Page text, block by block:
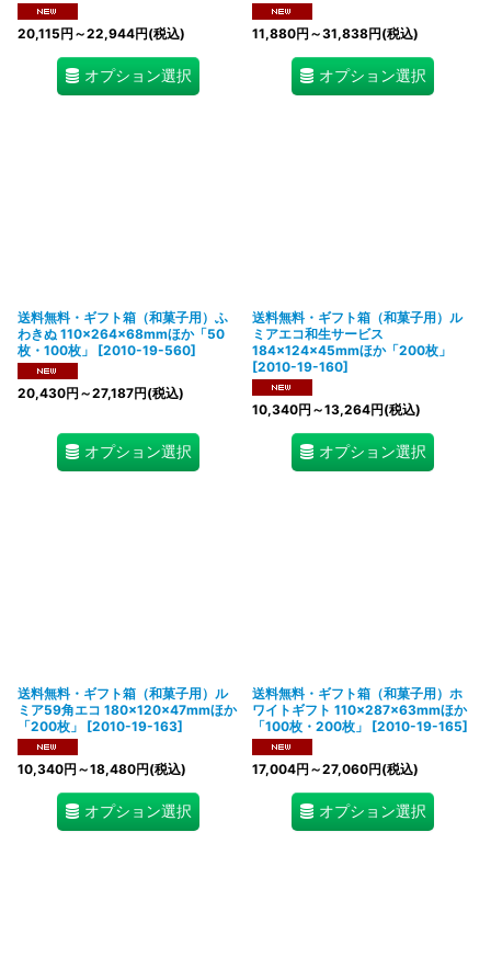
20,115円 ～22,944円(税込)
オプション選択
11,880円 ～31,838円(税込)
オプション選択
送料無料・ギフト箱（和菓子用）ふ
わきぬ 110×264×68mmほか「50
枚・100枚」
[2010-19-560]
20,430円 ～27,187円(税込)
オプション選択
送料無料・ギフト箱（和菓子用）ル
ミアエコ和生サービス
184×124×45mmほか「200枚」
[2010-19-160]
10,340円 ～13,264円(税込)
オプション選択
送料無料・ギフト箱（和菓子用）ル
ミア59角エコ 180×120×47mmほか
「200枚」
[2010-19-163]
10,340円 ～18,480円(税込)
オプション選択
送料無料・ギフト箱（和菓子用）ホ
ワイトギフト 110×287×63mmほか
「100枚・200枚」
[2010-19-165]
17,004円 ～27,060円(税込)
オプション選択